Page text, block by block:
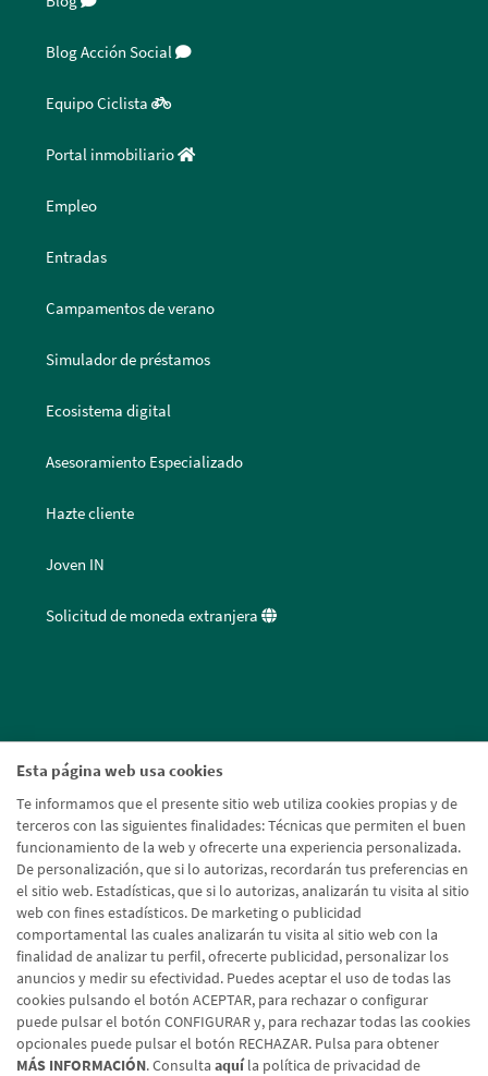
Esta página web usa cookies
Te informamos que el presente sitio web utiliza cookies propias y de
terceros con las siguientes finalidades: Técnicas que permiten el buen
funcionamiento de la web y ofrecerte una experiencia personalizada.
De personalización, que si lo autorizas, recordarán tus preferencias en
el sitio web. Estadísticas, que si lo autorizas, analizarán tu visita al sitio
web con fines estadísticos. De marketing o publicidad
comportamental las cuales analizarán tu visita al sitio web con la
finalidad de analizar tu perfil, ofrecerte publicidad, personalizar los
anuncios y medir su efectividad. Puedes aceptar el uso de todas las
cookies pulsando el botón ACEPTAR, para rechazar o configurar
puede pulsar el botón CONFIGURAR y, para rechazar todas las cookies
opcionales puede pulsar el botón RECHAZAR. Pulsa para obtener
MÁS INFORMACIÓN. Consulta aquíla política de privacidad de
Blog Acción Social
Equipo Ciclista
Portal inmobiliario
Empleo
Entradas
Campamentos de verano
Simulador de préstamos
Ecosistema digital
Asesoramiento Especializado
Hazte cliente
Joven IN
Solicitud de moneda extranjera